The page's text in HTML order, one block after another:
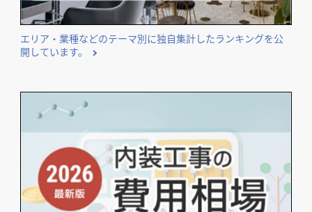
エリア・業種などのテーマ別に独自集計したランキングを公
開しています。